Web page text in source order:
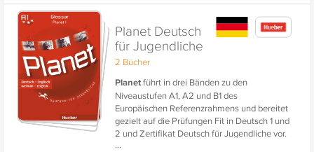
Planet Deutsch
für Jugendliche
2 Bücher
Planetführt in drei Bänden zu den
Niveaustufen A1, A2 und B1 des
Europäischen Referenzrahmens und bereitet
gezielt auf die Prüfungen Fit in Deutsch 1 und
2 und Zertifikat Deutsch für Jugendliche vor.
...